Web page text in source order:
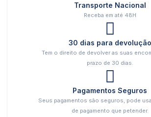
Transporte Nacional
Receba em até 48H
30 dias para devolução
Tem o direito de devolver as suas
prazo de 30 dias.
Pagamentos Seguros
Seus pagamentos são seguros, pode
de pagamento que petender.